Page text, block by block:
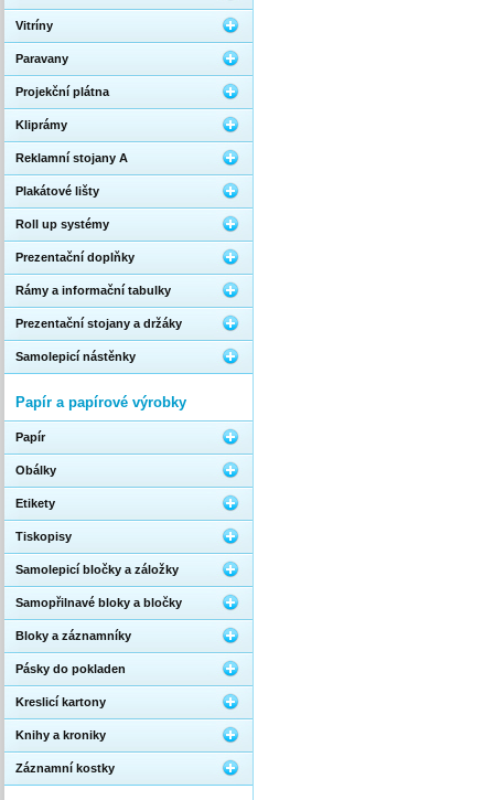
Vitríny
Paravany
Projekční plátna
Kliprámy
Reklamní stojany A
Plakátové lišty
Roll up systémy
Prezentační doplňky
Rámy a informační tabulky
Prezentační stojany a držáky
Samolepicí nástěnky
Papír a papírové výrobky
Papír
Obálky
Etikety
Tiskopisy
Samolepicí bločky a záložky
Samopřilnavé bloky a bločky
Bloky a záznamníky
Pásky do pokladen
Kreslicí kartony
Knihy a kroniky
Záznamní kostky